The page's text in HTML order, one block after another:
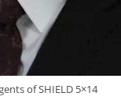
of SHIELD 5×14